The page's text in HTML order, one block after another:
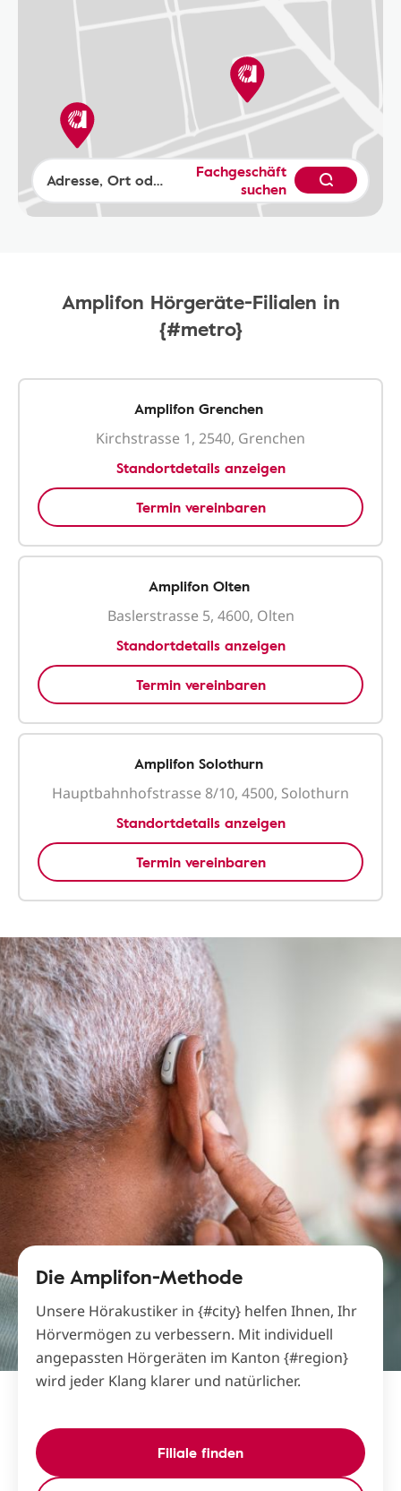
Fachgeschäft
suchen
Amplifon Hörgeräte-Filialen in
{#metro}
Amplifon Grenchen
Kirchstrasse 1, 2540, Grenchen
Standortdetails anzeigen
Termin vereinbaren
Amplifon Olten
Baslerstrasse 5, 4600, Olten
Standortdetails anzeigen
Termin vereinbaren
Amplifon Solothurn
Hauptbahnhofstrasse 8/10, 4500, Solothurn
Standortdetails anzeigen
Termin vereinbaren
Die Amplifon-Methode
Unsere Hörakustiker in {#city} helfen Ihnen, Ihr
Hörvermögen zu verbessern. Mit individuell
angepassten Hörgeräten im Kanton {#region}
wird jeder Klang klarer und natürlicher.
Filiale finden